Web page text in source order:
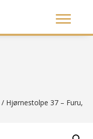
/ Hjørnestolpe 37 – Furu,